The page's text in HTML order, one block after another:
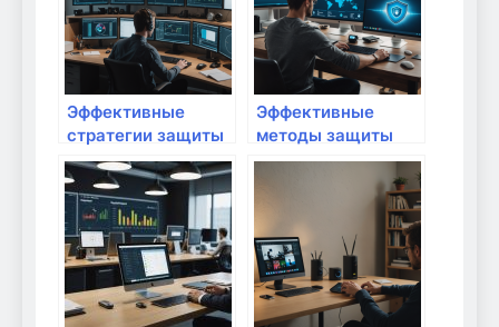
безопасность
своей сети
безопасность
своего интернета
Эффективные
стратегии защиты
домашних сетей от
DDoS-атак и
киберугроз: полное
руководство
Эффективные
методы защиты
домашней техники
от нежелательного
программного
обеспечения